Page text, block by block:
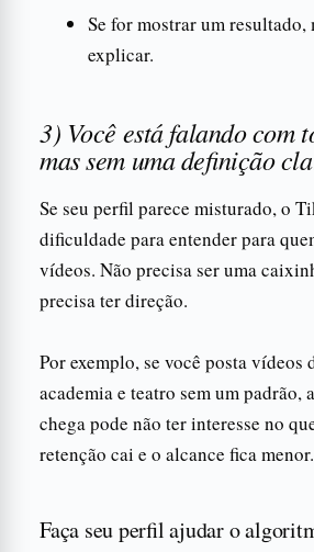
Se for mostrar um resultado,
explicar.
3) Você está falando com
mas sem uma definição
Se seu perfil parece misturado, o
dificuldade para entender para
vídeos. Não precisa ser uma
precisa ter direção.
Por exemplo, se você posta vídeos
academia e teatro sem um padrão,
chega pode não ter interesse no
retenção cai e o alcance fica menor.
Faça seu perfil ajudar o